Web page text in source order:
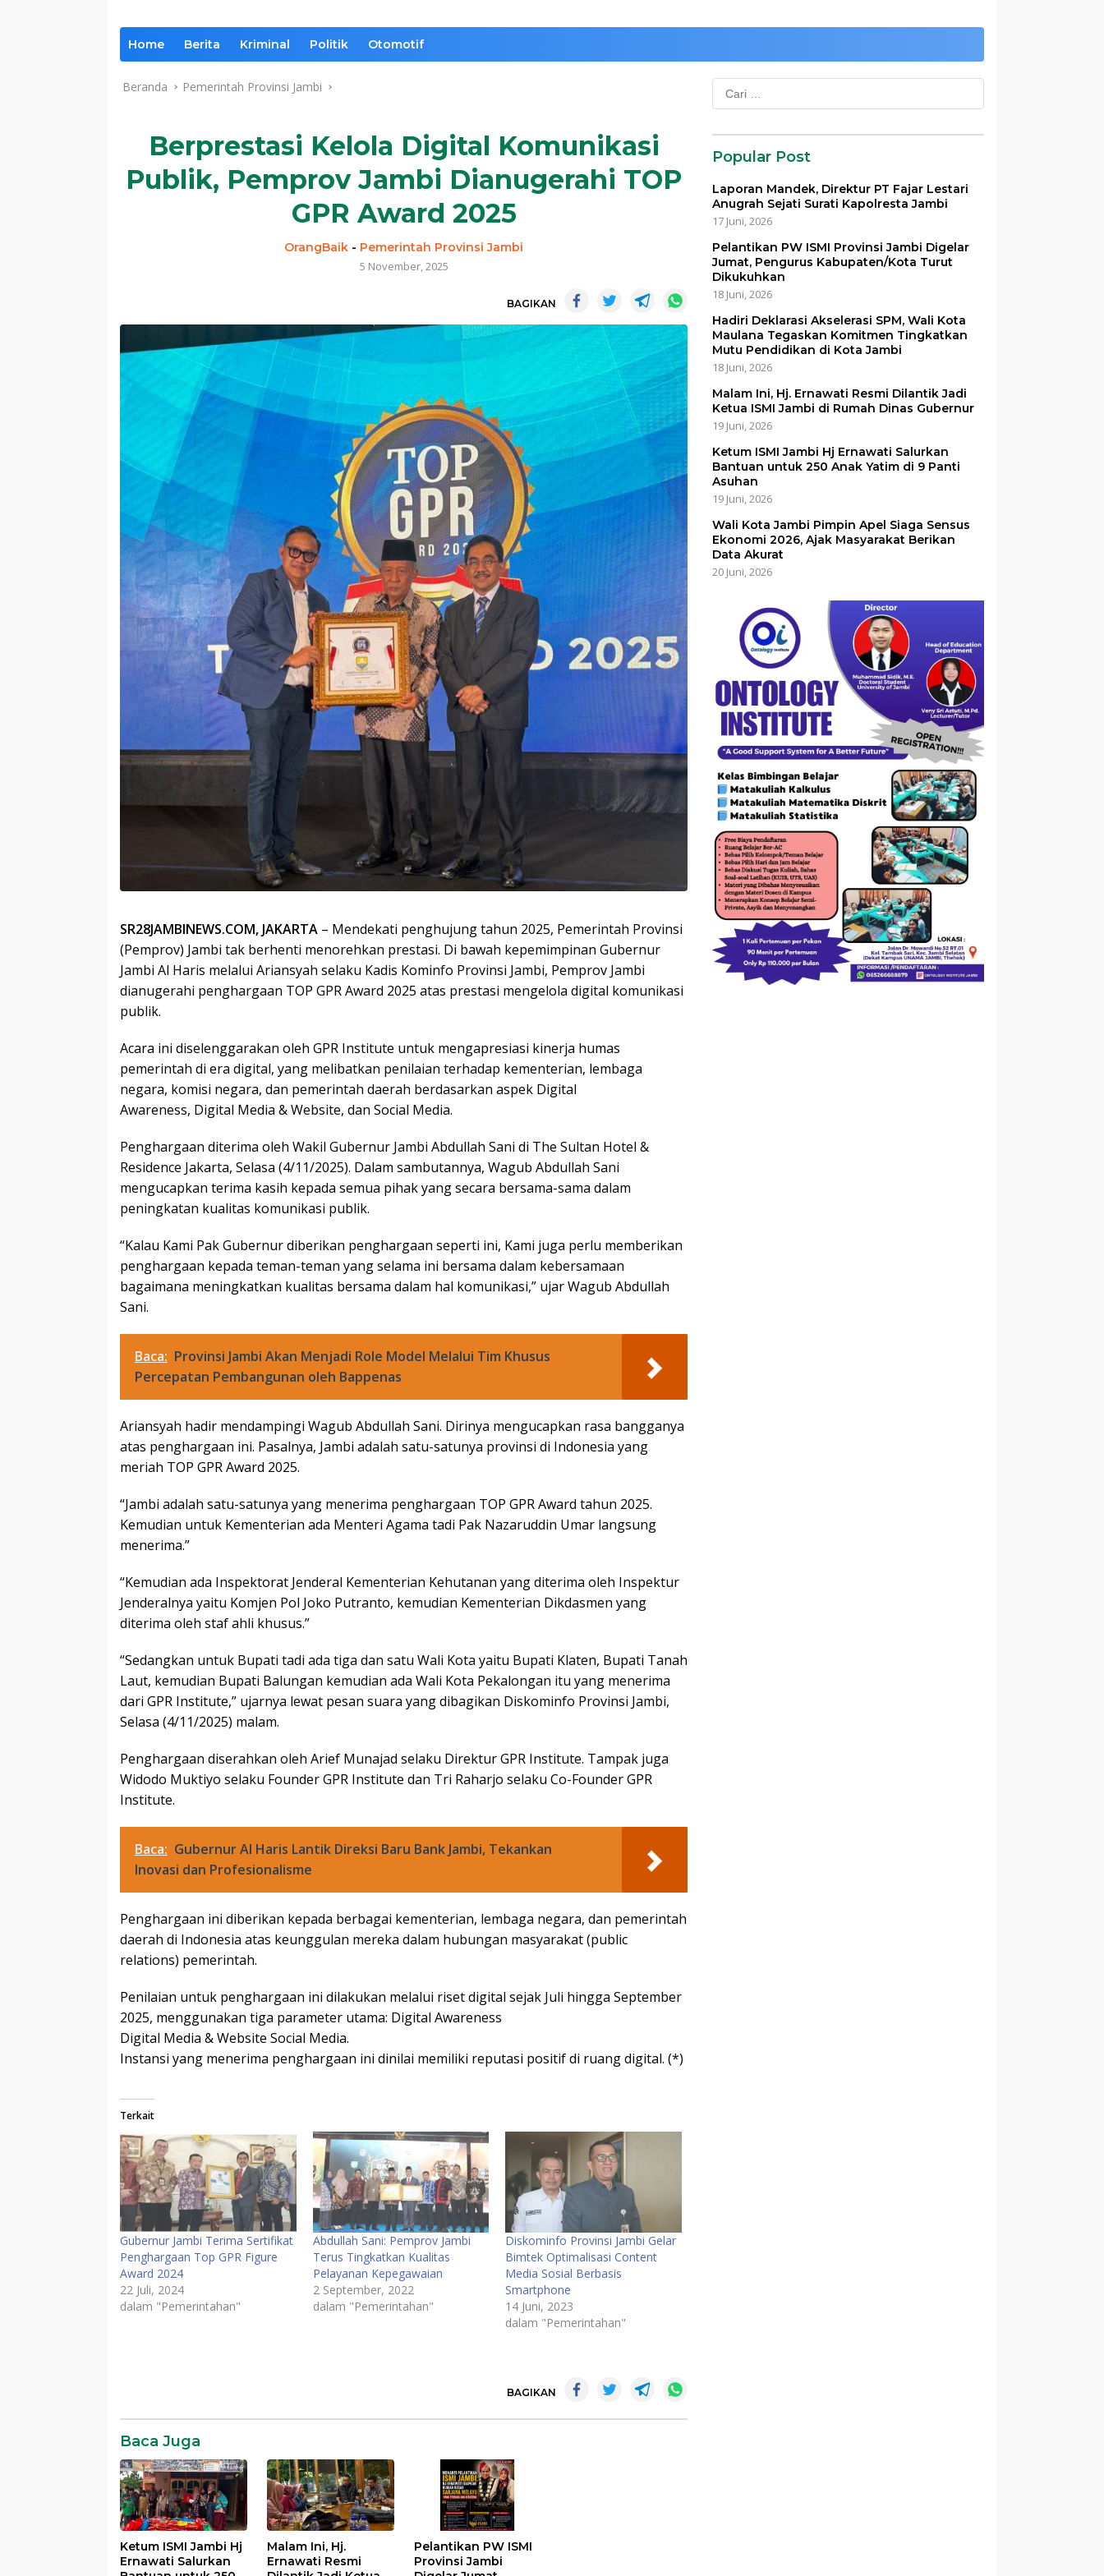
Home Berita Kriminal Politik Otomotif
Beranda Pemerintah Provinsi Jambi
Berprestasi Kelola Digital Komunikasi
Publik, Pemprov Jambi Dianugerahi TOP
GPR Award 2025
OrangBaik - Pemerintah Provinsi Jambi
5 November, 2025
Komentar
BAGIKAN
SR28JAMBINEWS.COM, JAKARTA – Mendekati penghujung tahun 2025, Pemerintah Provinsi
(Pemprov) Jambi tak berhenti menorehkan prestasi. Di bawah kepemimpinan Gubernur
Jambi Al Haris melalui Ariansyah selaku Kadis Kominfo Provinsi Jambi, Pemprov Jambi
dianugerahi penghargaan TOP GPR Award 2025 atas prestasi mengelola digital komunikasi
publik.
Acara ini diselenggarakan oleh GPR Institute untuk mengapresiasi kinerja humas
pemerintah di era digital, yang melibatkan penilaian terhadap kementerian, lembaga
negara, komisi negara, dan pemerintah daerah berdasarkan aspek Digital
Awareness, Digital Media & Website, dan Social Media.
Penghargaan diterima oleh Wakil Gubernur Jambi Abdullah Sani di The Sultan Hotel &
Residence Jakarta, Selasa (4/11/2025). Dalam sambutannya, Wagub Abdullah Sani
mengucapkan terima kasih kepada semua pihak yang secara bersama-sama dalam
peningkatan kualitas komunikasi publik.
“Kalau Kami Pak Gubernur diberikan penghargaan seperti ini, Kami juga perlu memberikan
penghargaan kepada teman-teman yang selama ini bersama dalam kebersamaan
bagaimana meningkatkan kualitas bersama dalam hal komunikasi,” ujar Wagub Abdullah
Sani.
Baca: Provinsi Jambi Akan Menjadi Role Model Melalui Tim Khusus
Percepatan Pembangunan oleh Bappenas
Ariansyah hadir mendampingi Wagub Abdullah Sani. Dirinya mengucapkan rasa bangganya
atas penghargaan ini. Pasalnya, Jambi adalah satu-satunya provinsi di Indonesia yang
meriah TOP GPR Award 2025.
“Jambi adalah satu-satunya yang menerima penghargaan TOP GPR Award tahun 2025.
Kemudian untuk Kementerian ada Menteri Agama tadi Pak Nazaruddin Umar langsung
menerima.”
“Kemudian ada Inspektorat Jenderal Kementerian Kehutanan yang diterima oleh Inspektur
Jenderalnya yaitu Komjen Pol Joko Putranto, kemudian Kementerian Dikdasmen yang
diterima oleh staf ahli khusus.”
“Sedangkan untuk Bupati tadi ada tiga dan satu Wali Kota yaitu Bupati Klaten, Bupati Tanah
Laut, kemudian Bupati Balungan kemudian ada Wali Kota Pekalongan itu yang menerima
dari GPR Institute,” ujarnya lewat pesan suara yang dibagikan Diskominfo Provinsi Jambi,
Selasa (4/11/2025) malam.
Penghargaan diserahkan oleh Arief Munajad selaku Direktur GPR Institute. Tampak juga
Widodo Muktiyo selaku Founder GPR Institute dan Tri Raharjo selaku Co-Founder GPR
Institute.
Baca: Gubernur Al Haris Lantik Direksi Baru Bank Jambi, Tekankan
Inovasi dan Profesionalisme
Penghargaan ini diberikan kepada berbagai kementerian, lembaga negara, dan pemerintah
daerah di Indonesia atas keunggulan mereka dalam hubungan masyarakat (public
relations) pemerintah.
Penilaian untuk penghargaan ini dilakukan melalui riset digital sejak Juli hingga September
2025, menggunakan tiga parameter utama: Digital Awareness
Digital Media & Website Social Media.
Instansi yang menerima penghargaan ini dinilai memiliki reputasi positif di ruang digital. (*)
Terkait
Gubernur Jambi Terima Sertifikat
Penghargaan Top GPR Figure
Award 2024
22 Juli, 2024
dalam "Pemerintahan"
Abdullah Sani: Pemprov Jambi
Terus Tingkatkan Kualitas
Pelayanan Kepegawaian
2 September, 2022
dalam "Pemerintahan"
Diskominfo Provinsi Jambi Gelar
Bimtek Optimalisasi Content
Media Sosial Berbasis
Smartphone
14 Juni, 2023
dalam "Pemerintahan"
jambi
Provinsi
Jambi
TOP
GPR
Award
2025
Komentar
BAGIKAN
Baca Juga
Ketum ISMI Jambi Hj
Ernawati Salurkan
Malam Ini, Hj.
Ernawati Resmi
Pelantikan PW ISMI
Provinsi Jambi
Cari
untuk:
Popular Post
Laporan Mandek, Direktur PT Fajar Lestari
Anugrah Sejati Surati Kapolresta Jambi
17 Juni, 2026
Pelantikan PW ISMI Provinsi Jambi Digelar
Jumat, Pengurus Kabupaten/Kota Turut
Dikukuhkan
18 Juni, 2026
Hadiri Deklarasi Akselerasi SPM, Wali Kota
Maulana Tegaskan Komitmen Tingkatkan
Mutu Pendidikan di Kota Jambi
18 Juni, 2026
Malam Ini, Hj. Ernawati Resmi Dilantik Jadi
Ketua ISMI Jambi di Rumah Dinas Gubernur
19 Juni, 2026
Ketum ISMI Jambi Hj Ernawati Salurkan
Bantuan untuk 250 Anak Yatim di 9 Panti
Asuhan
19 Juni, 2026
Wali Kota Jambi Pimpin Apel Siaga Sensus
Ekonomi 2026, Ajak Masyarakat Berikan
Data Akurat
20 Juni, 2026